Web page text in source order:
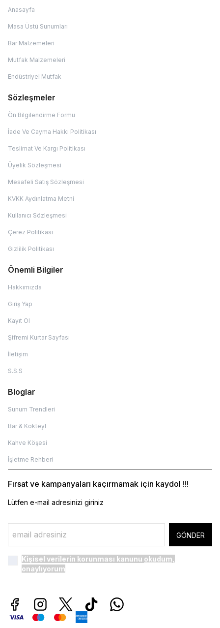
Anasayfa
Masa Üstü Sunumları
Bar Malzemeleri
Mutfak Malzemeleri
Endüstriyel Mutfak
Sözleşmeler
Ön Bilgilendirme Formu
İade Ve Cayma Hakkı Politikası
Teslimat Ve Kargı Politikası
Üyelik Sözleşmesi
Mesafeli Satış Sözleşmesi
KVKK Aydınlatma Metni
Kullanıcı Sözleşmesi
Çerez Politikası
Gizlilik Politikası
Önemli Bilgiler
Hakkımızda
Giriş Yap
Kayıt Ol
Şifremi Kurtar Sayfası
İletişim
S.S.S
Bloglar
Sunum Trendleri
Bar & Kokteyl
Kahve Köşesi
İşletme Rehberi
Fırsat ve kampanyaları kaçırmamak için kaydol !!!
Lütfen e-mail adresinizi giriniz
GÖNDER
Kişisel verilerin korunması kanunu okudum,
onaylıyorum